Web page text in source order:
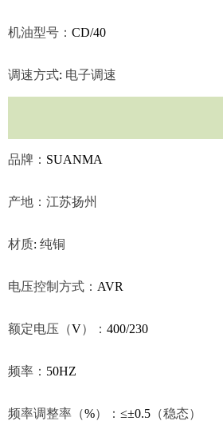
机油型号： CD/40
调速方式: 电子调速
品牌： SUANMA
产地：江苏扬州
材质: 纯铜
电压控制方式： AVR
额定电压（V）： 400/230
频率： 50HZ
频率调整率（%）： ≤±0.5 （稳态）